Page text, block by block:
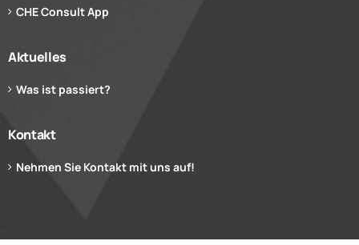
CHE Consult App
Aktuelles
Was ist passiert?
Kontakt
Nehmen Sie Kontakt mit uns auf!